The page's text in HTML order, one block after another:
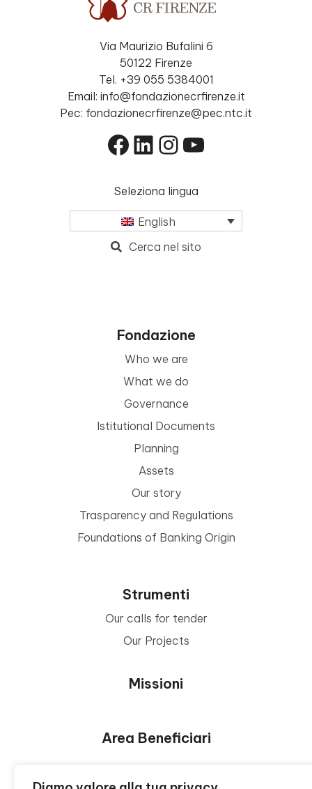
Via Maurizio Bufalini 6
50122 Firenze
Tel. +39 055 5384001
Email: info@fondazionecrfirenze.it
Pec: fondazionecrfirenze@pec.ntc.it
Facebook
LinkedIn
Instagram
YouTube
Seleziona lingua
English
Cerca nel sito
Fondazione
Who we are
What we do
Governance
Istitutional Documents
Planning
Assets
Our story
Trasparency and Regulations
Foundations of Banking Origin
Strumenti
Our calls for tender
Our Projects
Missioni
Area Beneficiari
Privacy e Informative